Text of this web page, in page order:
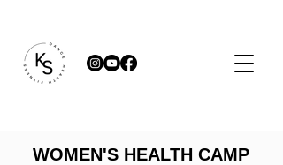
WOMEN'S HEALTH CAMP